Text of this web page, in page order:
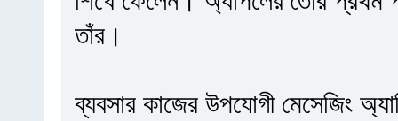
তাঁর।
ব্যবসার কাজের উপযোগী মেসেজিং